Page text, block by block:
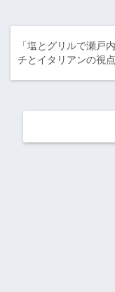
「塩とグリルで瀬戸
チとイタリアンの視